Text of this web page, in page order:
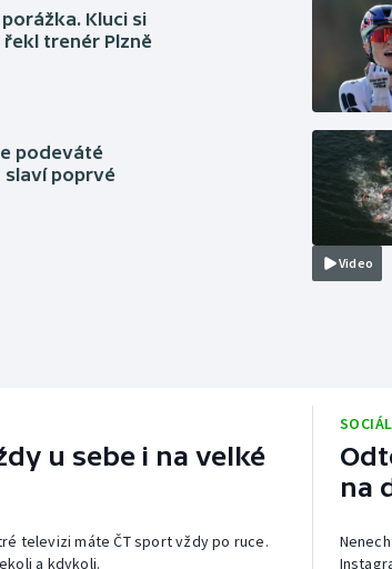
Kluci si
trenér Plzně
podeváté
slaví poprvé
Video
u sebe i na velké
televizi máte ČT sport vždy po ruce.
a kdykoli.
na